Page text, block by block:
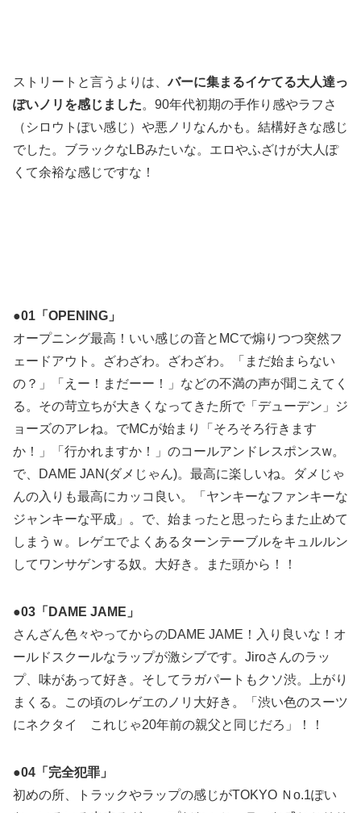
ストリートと言うよりは、バーに集まるイケてる大人達っ
ぽいノリを感じました。90年代初期の手作り感やラフさ
（シロウトぽい感じ）や悪ノリなんかも。結構好きな感じ
でした。ブラックなLBみたいな。エロやふざけが大人ぽ
くて余裕な感じですな！
●01「OPENING」
オープニング最高！いい感じの音とMCで煽りつつ突然フ
ェードアウト。ざわざわ。ざわざわ。「まだ始まらない
の？」「えー！まだーー！」などの不満の声が聞こえてく
る。その苛立ちが大きくなってきた所で「デューデン」ジ
ョーズのアレね。でMCが始まり「そろそろ行きます
か！」「行かれますか！」のコールアンドレスポンスw。
で、DAME JAN(ダメじゃん)。最高に楽しいね。ダメじゃ
んの入りも最高にカッコ良い。「ヤンキーなファンキーな
ジャンキーな平成」。で、始まったと思ったらまた止めて
しまうｗ。レゲエでよくあるターンテーブルをキュルルン
してワンサゲンする奴。大好き。また頭から！！
●03「DAME JAME」
さんざん色々やってからのDAME JAME！入り良いな！オ
ールドスクールなラップが激シブです。Jiroさんのラッ
プ、味があって好き。そしてラガパートもクソ渋。上がり
まくる。この頃のレゲエのノリ大好き。「渋い色のスーツ
にネクタイ これじゃ20年前の親父と同じだろ」！！
●04「完全犯罪」
初めの所、トラックやラップの感じがTOKYO Ｎo.1ぽい